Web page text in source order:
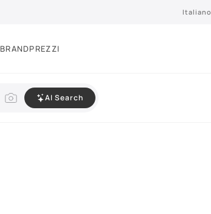
Italiano
BRANDPREZZI
AI Search